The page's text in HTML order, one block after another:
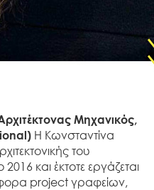
Μηχανικός,
Η Κωνσταντίνα
του
και έκτοτε εργάζεται
project γραφείων,